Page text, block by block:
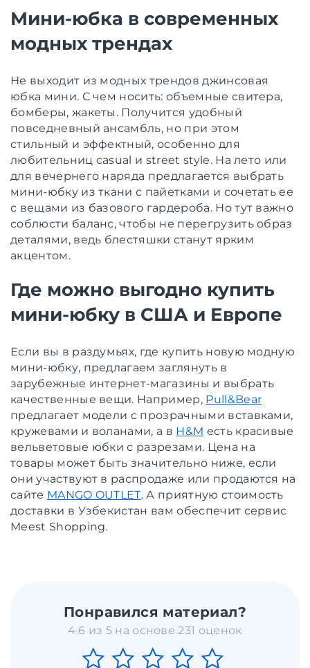
Мини-юбка в современных
модных трендах
Не выходит из модных трендов джинсовая
юбка мини. С чем носить: объемные свитера,
бомберы, жакеты. Получится удобный
повседневный ансамбль, но при этом
стильный и эффектный, особенно для
любительниц casual и street style. На лето или
для вечернего наряда предлагается выбрать
мини-юбку из ткани с пайетками и сочетать ее
с вещами из базового гардероба. Но тут важно
соблюсти баланс, чтобы не перегрузить образ
деталями, ведь блестяшки станут ярким
акцентом.
Где можно выгодно купить
мини-юбку в США и Европе
Если вы в раздумьях, где купить новую модную
мини-юбку, предлагаем заглянуть в
зарубежные интернет-магазины и выбрать
качественные вещи. Например, Pull&Bear
предлагает модели с прозрачными вставками,
кружевами и воланами, а в H&M есть красивые
вельветовые юбки с разрезами. Цена на
товары может быть значительно ниже, если
они участвуют в распродаже или продаются на
сайте MANGO OUTLET. А приятную стоимость
доставки в Узбекистан вам обеспечит сервис
Meest Shopping.
Понравился материал?
4.6 из 5 на основе 231 оценок